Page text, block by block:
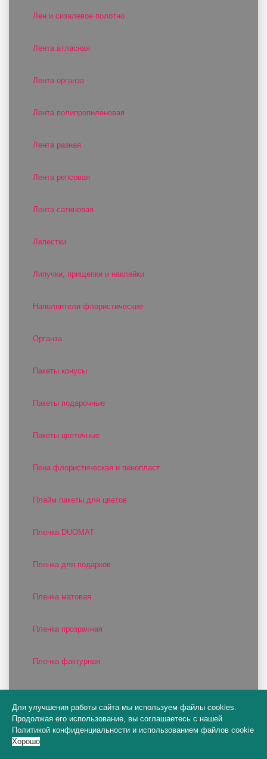
Лен и сизалевое полотно
Лента атласная
Лента органза
Лента полипропиленовая
Лента разная
Лента репсовая
Лента сатиновая
Лепестки
Липучки, прищепки и наклейки
Наполнители флористические
Органза
Пакеты конусы
Пакеты подарочные
Пакеты цветочные
Пена флористическая и пенопласт
Плайм пакеты для цветов
Пленка DUOMAT
Пленка для подарков
Пленка матовая
Пленка прозрачная
Пленка фактурная
Поддоны для оазиса
Для улучшения работы сайта мы используем файлы cookies.
Продолжая его использование, вы соглашаетесь с нашей
Политикой конфиденциальности и использованием файлов cookie
Хорошо